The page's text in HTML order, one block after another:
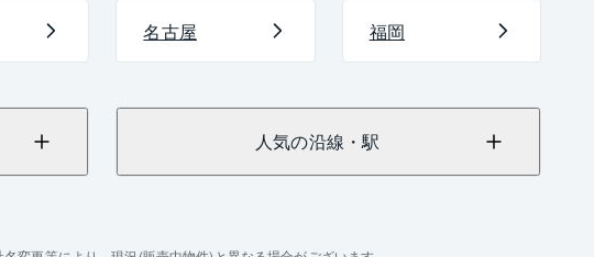
名古屋 福岡
人気の沿線・駅